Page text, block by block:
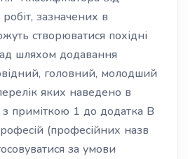
зазначених в
створюватися похідні
шляхом додавання
головний, молодший
яких наведено в
приміткою 1 до додатка В
(професійних назв
за умови